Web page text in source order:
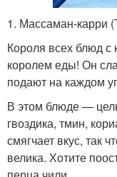
1. Массаман-карри
Короля всех блюд с
королем еды! Он
подают на каждом
В этом блюде —
гвоздика, тмин,
смягчает вкус, так
велика. Хотите